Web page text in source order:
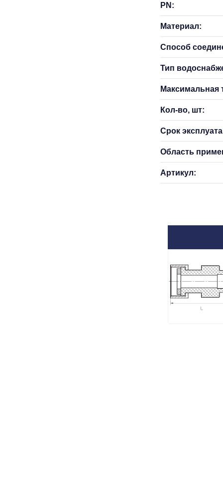
PN:
Материал:
Способ
Тип
Максимальная
Кол-во, шт:
Срок
Область
Артикул: